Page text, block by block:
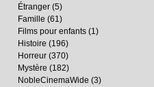
Étranger (5)
Famille (61)
Films pour enfants (1)
Histoire (196)
Horreur (370)
Mystère (182)
NobleCinemaWide (3)